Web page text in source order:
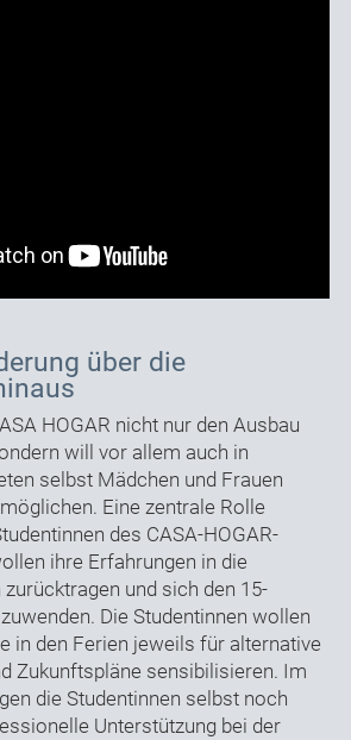
über die
HOGAR nicht nur den Ausbau
will vor allem auch in
selbst Mädchen und Frauen
Eine zentrale Rolle
des CASA-HOGAR-
ihre Erfahrungen in die
und sich den 15-
Die Studentinnen wollen
in den Ferien jeweils für alternative
Zukunftspläne sensibilisieren. Im
die Studentinnen selbst noch
Unterstützung bei der